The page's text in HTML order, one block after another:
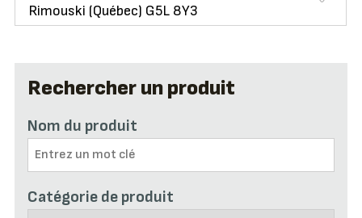
Rechercher un produit
Nom du produit
Catégorie de produit
Rimouski (Québec) G5L 8Y3